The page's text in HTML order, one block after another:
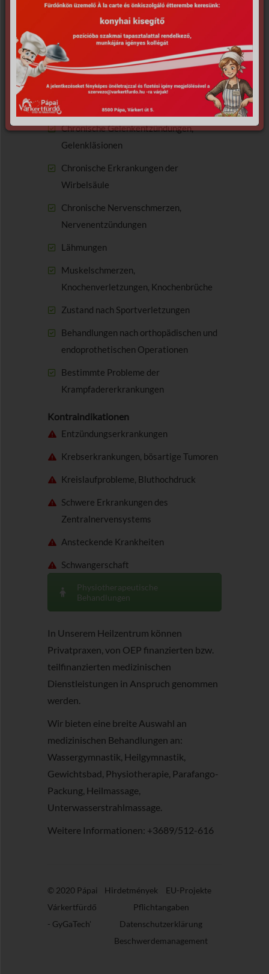
Inhaltsstoffe des Heilwassers
Unser Heilwasser hat eine heilende
Wirkung auf folgenden Krankheiten:
Osteoporose
Chronische Gelenkentzündungen,
Gelenkläsionen
Chronische Erkrankungen der
Wirbelsäule
Chronische Nervenschmerzen,
Nervenentzündungen
Lähmungen
Muskelschmerzen,
Knochenverletzungen, Knochenbrüche
Zustand nach Sportverletzungen
Behandlungen nach orthopädischen und
endoprothetischen Operationen
Bestimmte Probleme der
Krampfadererkrankungen
Kontraindikationen
Entzündungserkrankungen
Krebserkrankungen, bösartige Tumoren
Kreislaufprobleme, Bluthochdruck
Schwere Erkrankungen des
Zentralnervensystems
Ansteckende Krankheiten
Schwangerschaft
Physiotherapeutische
Behandlungen
In Unserem Heilzentrum können
Privatpraxen, von OEP finanzierten bzw.
teilfinanzierten medizinischen
Dienstleistungen in Anspruch genommen
werden.
Wir bieten eine breite Auswahl an
medizinischen Behandlungen an:
Wassergymnastik, Heilgymnastik,
Gewichtsbad, Physiotherapie, Parafango-
Packung, Heilmassage,
Unterwasserstrahlmassage.
Weitere Informationen: +3689/512-616
© 2020 Pápai
Várkertfürdő
- GyGaTech'
Hirdetmények
EU-Projekte
Pflichtangaben
Datenschutzerklärung
Beschwerdemanagement